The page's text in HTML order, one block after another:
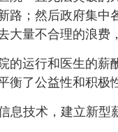
路；然后政府集
大量不合理的浪费
运行和医生的薪
衡了公益性和积极
技术，建立新型